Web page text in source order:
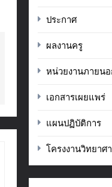
ประกาศ
ผลงานครู
หน่วยงานภายนอ
เอกสารเผยแพร่
แผนปฏิบัติการ
โครงงานวิทยาศ